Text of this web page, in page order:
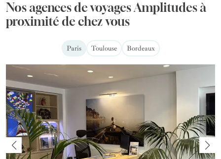
Nos agences de voyages Amplitudes à
proximité de chez vous
Paris Toulouse Bordeaux